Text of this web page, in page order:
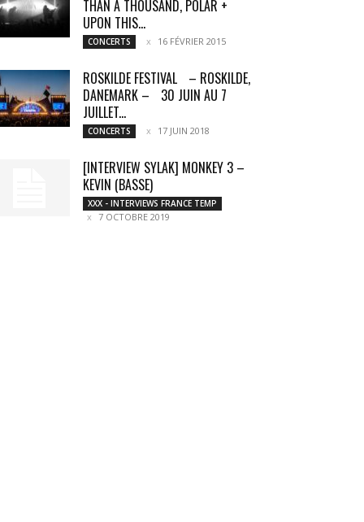
THAN A THOUSAND, POLAR +
UPON THIS...
CONCERTS 16 FÉVRIER 2015
ROSKILDE FESTIVAL – ROSKILDE,
DANEMARK – 30 JUIN AU 7
JUILLET...
CONCERTS 17 JUIN 2018
[INTERVIEW SYLAK] MONKEY 3 –
KEVIN (BASSE)
XXX - INTERVIEWS FRANCE TEMP
7 OCTOBRE 2019